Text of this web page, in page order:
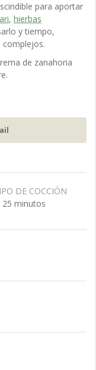
para aportar
, hierbas
y tiempo,
complejos.
de zanahoria
DE COCCIÓN
25m
n
s
minutos